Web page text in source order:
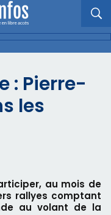
: Pierre-
les
au mois de
rallyes comptant
au volant de la